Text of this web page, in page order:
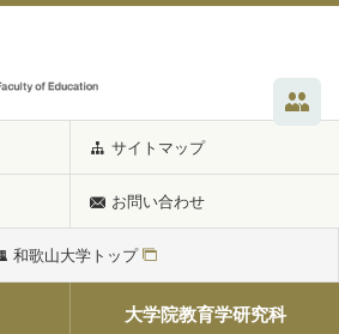
サイトマップ
お問い合わせ
和歌山大学トップ
大学院教育学研究科